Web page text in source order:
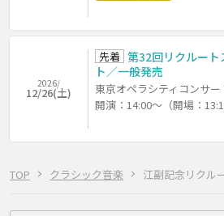
TOP クラシック音楽 江副記念リクル
2026/
12/26(土)
先着 第32回リクルー
ト／一般発売
東京オペラシティコンサー
開演：14:00～（開場：